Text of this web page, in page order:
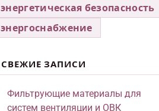
энергетическая безопасность
энергоснабжение
СВЕЖИЕ ЗАПИСИ
Фильтрующие материалы для
систем вентиляции и ОВК